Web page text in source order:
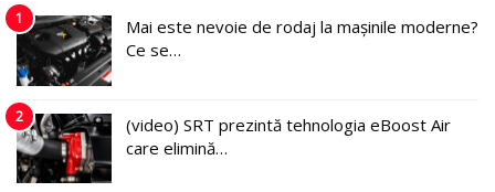
1
Mai este nevoie de rodaj la mașinile moderne?
Ce se…
2
(video) SRT prezintă tehnologia eBoost Air
care elimină…